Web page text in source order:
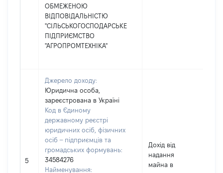
ОБМЕЖЕНОЮ
ВІДПОВІДАЛЬНІСТЮ
"СІЛЬСЬКОГОСПОДАРСЬКЕ
ПІДПРИЄМСТВО
"АГРОПРОМТЕХНІКА"
5
Джерело доходу:
Юридична особа,
зареєстрована в Україні
Код в Єдиному
державному реєстрі
юридичних осіб, фізичних
осіб – підприємців та
громадських формувань:
34584276
Найменування:
Дохід від
надання
майна в